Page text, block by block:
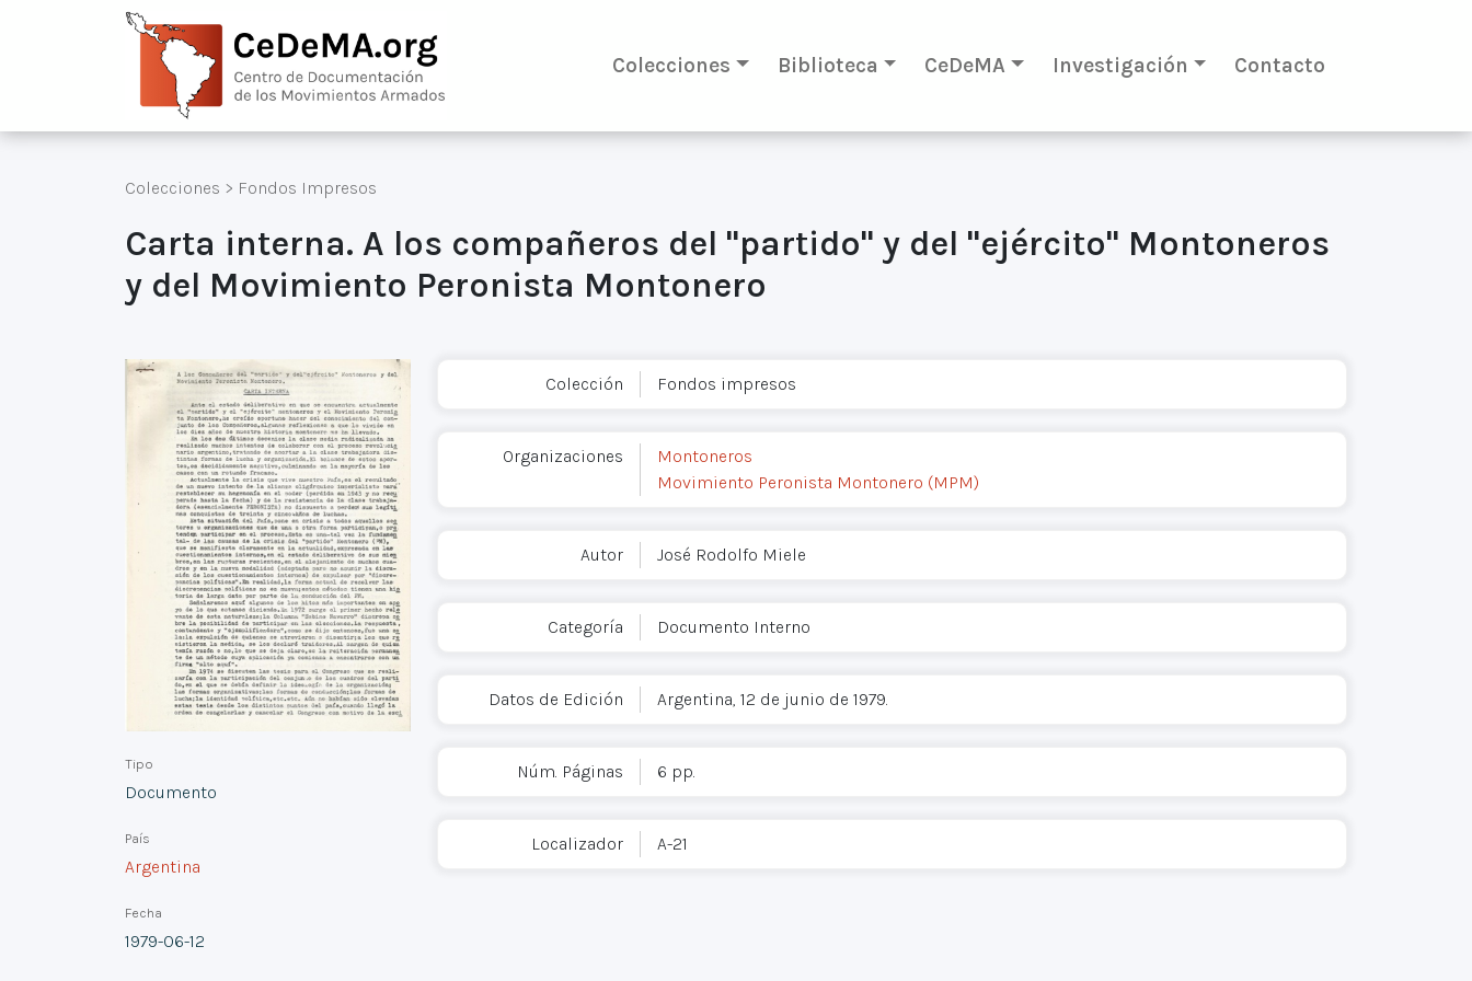
Colecciones Biblioteca CeDeMA Investigación Contacto
Colecciones > Fondos Impresos
Carta interna. A los compañeros del "partido" y del "ejército" Montoneros
y del Movimiento Peronista Montonero
Tipo
Documento
País
Argentina
Fecha
1979-06-12
Colección Fondos impresos
Organizaciones
Montoneros
Movimiento Peronista Montonero (MPM)
Autor José Rodolfo Miele
Categoría Documento Interno
Datos de Edición Argentina, 12 de junio de 1979.
Núm. Páginas 6 pp.
Localizador A-21